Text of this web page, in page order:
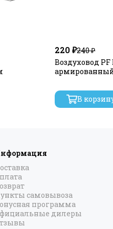
может работать при
вентиляторе.
обслуживания до
в окружающее
220 ₽240 ₽
Воздуховод PF
В
самовывоза
программа
дилеры